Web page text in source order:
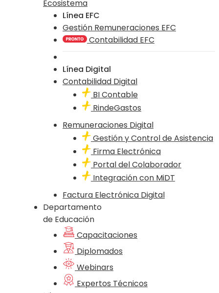
Ecosistema
Línea EFC
Gestión Remuneraciones EFC
Contabilidad EFC
Línea Digital
Contabilidad Digital
BI Contable
RindeGastos
Remuneraciones Digital
Gestión y Control de Asistencia
Firma Electrónica
Portal del Colaborador
Integración con MiDT
Factura Electrónica Digital
Departamento
de Educación
Capacitaciones
Diplomados
Webinars
Expertos Técnicos